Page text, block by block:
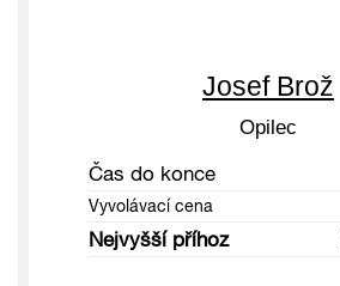
Josef Brož
Opilec
Čas do konce
Vyvolávací cena
Nejvyšší příhoz